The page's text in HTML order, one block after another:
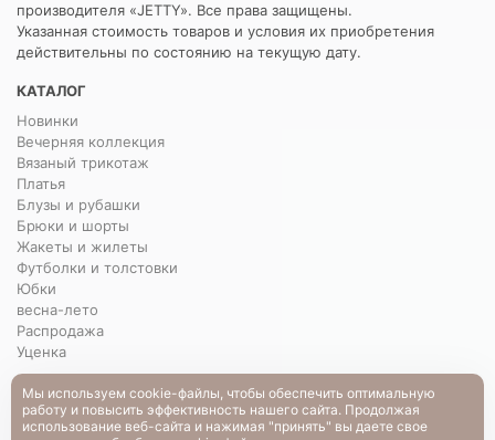
производителя «JETTY». Все права защищены.
Указанная стоимость товаров и условия их приобретения
действительны по состоянию на текущую дату.
КАТАЛОГ
Новинки
Вечерняя коллекция
Вязаный трикотаж
Платья
Блузы и рубашки
Брюки и шорты
Жакеты и жилеты
Футболки и толстовки
Юбки
весна-лето
Распродажа
Уценка
О НАС
О нас
Мы используем cookie-файлы, чтобы обеспечить оптимальную
работу и повысить эффективность нашего сайта. Продолжая
использование веб-сайта и нажимая "принять" вы даете свое